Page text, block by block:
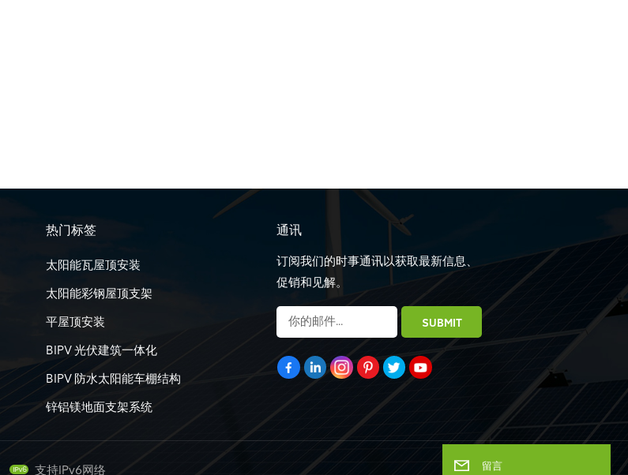
热门标签
太阳能瓦屋顶安装
太阳能彩钢屋顶支架
平屋顶安装
BIPV 光伏建筑一体化
BIPV 防水太阳能车棚结构
锌铝镁地面支架系统
通讯
订阅我们的时事通讯以获取最新信息、
促销和见解。
支持IPv6网络 留言